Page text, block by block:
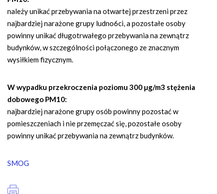
należy unikać przebywania na otwartej przestrzeni przez
najbardziej narażone grupy ludno6ci, a pozostałe osoby
powinny unikać długotrwałego przebywania na zewnątrz
budynków, w szczególności połączonego ze znacznym
wysiłkiem fizycznym.
W wypadku przekroczenia poziomu 300 µg/m3 stężenia
dobowego PM10:
najbardziej narażone grupy osób powinny pozostać w
pomieszczeniach i nie przemęczać się, pozostałe osoby
powinny unikać przebywania na zewnątrz budynków.
SMOG